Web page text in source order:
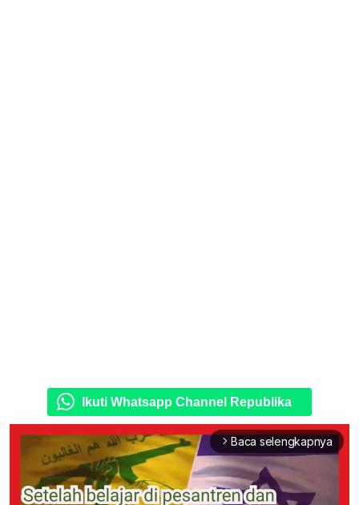
Ikuti Whatsapp Channel Republika
arrow_forward_ios Baca selengkapnya